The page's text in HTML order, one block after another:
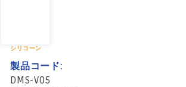
シリコーン
製品コード:
DMS-V05